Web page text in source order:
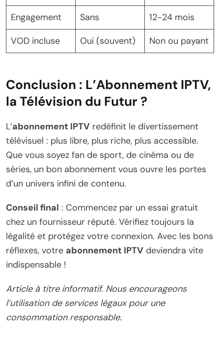
Engagement
Sans
12-24 mois
VOD incluse
Oui (souvent) Non ou payant
Conclusion : L’Abonnement IPTV,
la Télévision du Futur ?
L’abonnement IPTV redéfinit le divertissement
télévisuel : plus libre, plus riche, plus accessible.
Que vous soyez fan de sport, de cinéma ou de
séries, un bon abonnement vous ouvre les portes
d’un univers infini de contenu.
Conseil final : Commencez par un essai gratuit
chez un fournisseur réputé. Vérifiez toujours la
légalité et protégez votre connexion. Avec les bons
réflexes, votre abonnement IPTV deviendra vite
indispensable !
Article à titre informatif. Nous encourageons
l’utilisation de services légaux pour une
consommation responsable.